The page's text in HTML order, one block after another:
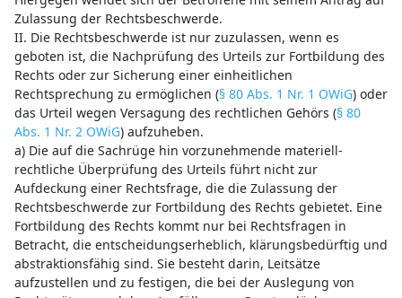
Zulassung der Rechtsbeschwerde.
II. Die Rechtsbeschwerde ist nur zuzulassen, wenn es
geboten ist, die Nachprüfung des Urteils zur Fortbildung des
Rechts oder zur Sicherung einer einheitlichen
Rechtsprechung zu ermöglichen (§ 80 Abs. 1 Nr. 1 OWiG) oder
das Urteil wegen Versagung des rechtlichen Gehörs (§ 80
Abs. 1 Nr. 2 OWiG) aufzuheben.
a) Die auf die Sachrüge hin vorzunehmende materiell-
rechtliche Überprüfung des Urteils führt nicht zur
Aufdeckung einer Rechtsfrage, die die Zulassung der
Rechtsbeschwerde zur Fortbildung des Rechts gebietet. Eine
Fortbildung des Rechts kommt nur bei Rechtsfragen in
Betracht, die entscheidungserheblich, klärungsbedürftig und
abstraktionsfähig sind. Sie besteht darin, Leitsätze
aufzustellen und zu festigen, die bei der Auslegung von